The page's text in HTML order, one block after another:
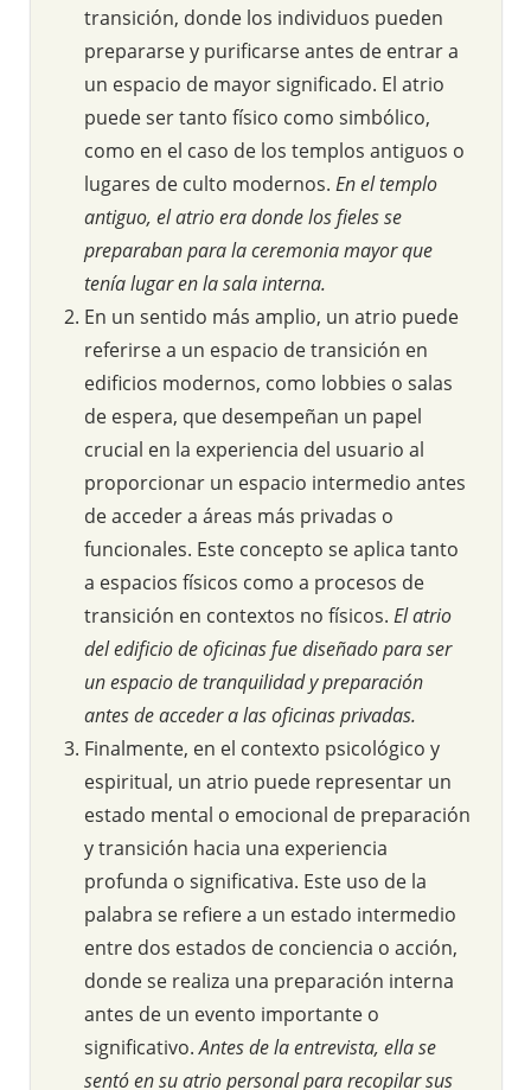
transición, donde los individuos pueden
prepararse y purificarse antes de entrar a
un espacio de mayor significado. El atrio
puede ser tanto físico como simbólico,
como en el caso de los templos antiguos o
lugares de culto modernos. En el templo
antiguo, el atrio era donde los fieles se
preparaban para la ceremonia mayor que
tenía lugar en la sala interna.
En un sentido más amplio, un atrio puede
referirse a un espacio de transición en
edificios modernos, como lobbies o salas
de espera, que desempeñan un papel
crucial en la experiencia del usuario al
proporcionar un espacio intermedio antes
de acceder a áreas más privadas o
funcionales. Este concepto se aplica tanto
a espacios físicos como a procesos de
transición en contextos no físicos. El atrio
del edificio de oficinas fue diseñado para ser
un espacio de tranquilidad y preparación
antes de acceder a las oficinas privadas.
Finalmente, en el contexto psicológico y
espiritual, un atrio puede representar un
estado mental o emocional de preparación
y transición hacia una experiencia
profunda o significativa. Este uso de la
palabra se refiere a un estado intermedio
entre dos estados de conciencia o acción,
donde se realiza una preparación interna
antes de un evento importante o
significativo.Antes de la entrevista, ella se
sentó en su atrio personal para recopilar sus